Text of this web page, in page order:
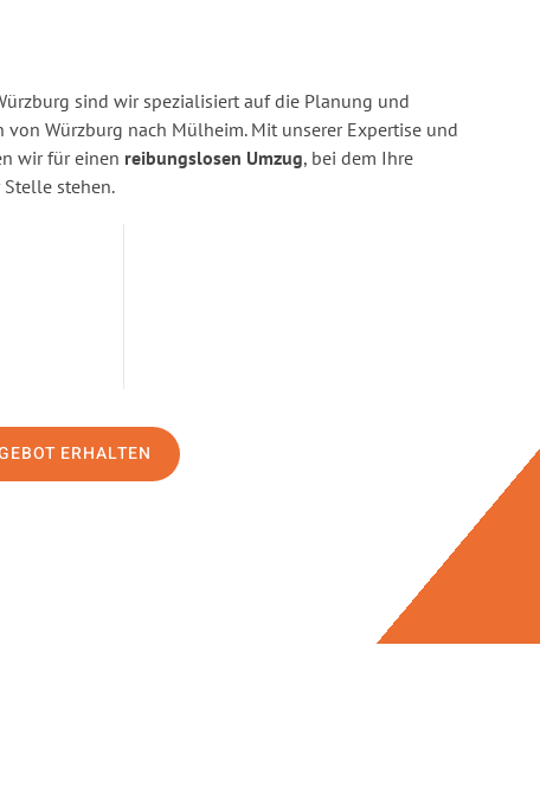
sind wir spezialisiert auf die Planung und
Würzburg nach Mülheim. Mit unserer Expertise und
wir für einen reibungslosen Umzug, bei dem Ihre
Stelle stehen.
ERHALTEN